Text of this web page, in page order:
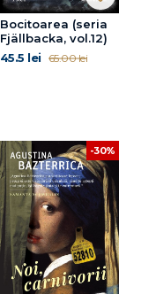
Bocitoarea (seria
Fjällbacka, vol.12)
45.5 lei 65.00 lei
-30%